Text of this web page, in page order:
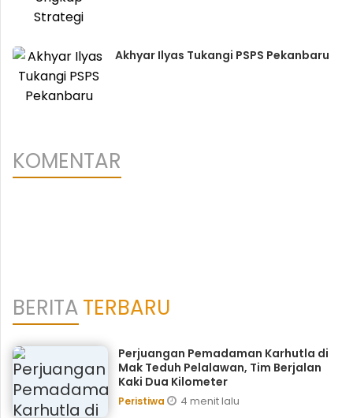
Akhyar Ilyas Tukangi PSPS Pekanbaru
KOMENTAR
BERITATERBARU
Perjuangan Pemadaman Karhutla di
Mak Teduh Pelalawan, Tim Berjalan
Kaki Dua Kilometer
Peristiwa 4 menit lalu